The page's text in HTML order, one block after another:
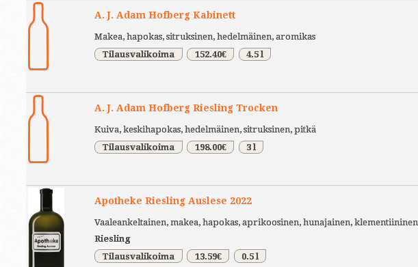
A. J. Adam Hofberg Kabinett
Makea, hapokas, sitruksinen, hedelmäinen, aromikas
Tilausvalikoima
152.40€ 4.5 l
A. J. Adam Hofberg Riesling Trocken
Kuiva, keskihapokas, hedelmäinen, sitruksinen, pitkä
Tilausvalikoima
198.00€ 3 l
Apotheke Riesling Auslese 2022
Vaaleankeltainen, makea, hapokas, aprikoosinen, hunajainen, klementiininen
Riesling
Tilausvalikoima
13.59€ 0.5 l